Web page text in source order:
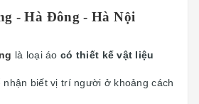
- Hà Đông - Hà Nội
là loại áo có thiết kế vật liệu
nhận biết vị trí người ở khoảng cách